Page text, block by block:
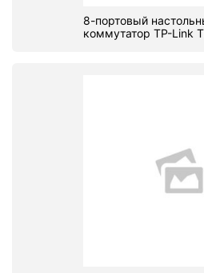
8-портовый
коммутатор TP-Link